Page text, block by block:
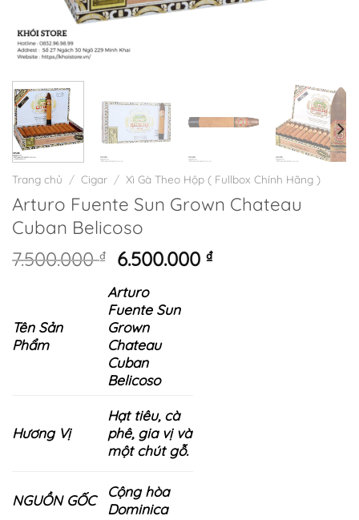
Trang chủ / Cigar / Xì Gà Theo Hộp ( Fullbox Chính Hãng )
Arturo Fuente Sun Grown Chateau
Cuban Belicoso
7.500.000₫
Giá
là:
7.500.000 ₫.
6.500.000₫Giá
Tên Sản
Phẩm
Arturo
Fuente Sun
Grown
Chateau
Cuban
Belicoso
Hương Vị
Hạt tiêu, cà
phê, gia vị và
một chút gỗ.
NGUỒN GỐC
Cộng hòa
Dominica